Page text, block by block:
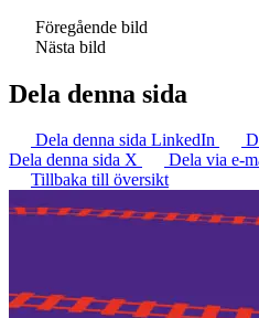
Föregående bild
Nästa bild
Dela denna sida
Dela denna sida LinkedIn
Dela denna sida X
Dela via e-
Tillbaka till översikt